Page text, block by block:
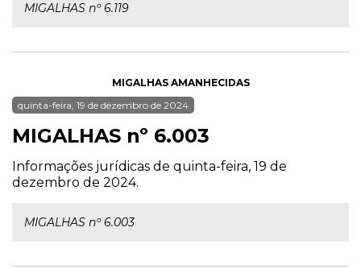
MIGALHAS nº 6.119
MIGALHAS AMANHECIDAS
quinta-feira, 19 de dezembro de 2024
MIGALHAS nº 6.003
Informações jurídicas de quinta-feira, 19 de
dezembro de 2024.
MIGALHAS nº 6.003